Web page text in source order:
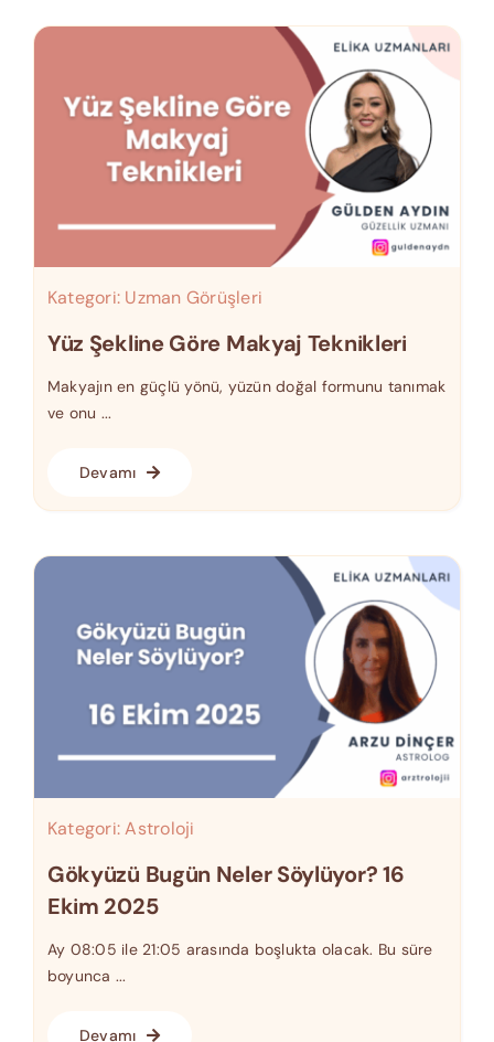
Kategori: Uzman Görüşleri
Yüz Şekline Göre Makyaj Teknikleri
Makyajın en güçlü yönü, yüzün doğal formunu tanımak
ve onu ...
Devamı
Kategori:Astroloji
Gökyüzü Bugün Neler Söylüyor? 16
Ekim 2025
Ay 08:05 ile 21:05 arasında boşlukta olacak. Bu süre
boyunca ...
Devamı